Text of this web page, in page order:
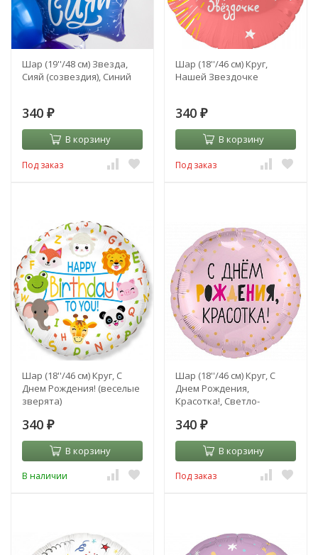
Шар (19''/48 см) Звезда,
Сияй (созвездия), Синий
340 ₽
В корзину
Под заказ
Шар (18''/46 см) Круг,
Нашей Звездочке
340 ₽
В корзину
Под заказ
Шар (18''/46 см) Круг, С
Днем Рождения! (веселые
зверята)
340 ₽
В корзину
В наличии
Шар (18''/46 см) Круг, С
Днем Рождения,
Красотка!, Светло-
340 ₽
В корзину
Под заказ